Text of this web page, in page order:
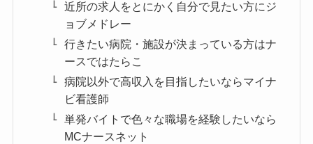
近所の求人をとにかく自分で見たい方にジ
ョブメドレー
行きたい病院・施設が決まっている方はナ
ースではたらこ
病院以外で高収入を目指したいならマイナ
ビ看護師
単発バイトで色々な職場を経験したいなら
MCナースネット